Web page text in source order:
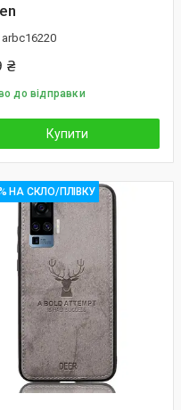
arbc16220
₴
до відправки
Купити
НА СКЛО/ПЛІВКУ